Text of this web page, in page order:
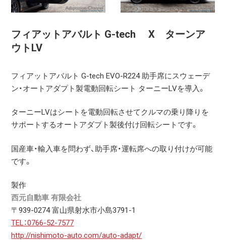
フィアットアバルト G-tech X ターンア
ウトLV
フィアットアバルト G-tech EVO-R224 助手席にスウェーデ
ン・オートアダプト製電動回転シート ターニーLVを導入。
ターニーLVはシートを電動回転させてクルマの乗り降りを
サポートするオートアダプト製後付け回転シートです。
国産車・輸入車を問わず、助手席・運転席への取り付けが可能
です。
製作
西元自動車 有限会社
〒939-0274 富山県射水市小島3791-1
TEL：0766-52-7577
http://nishimoto-auto.com/auto-adapt/